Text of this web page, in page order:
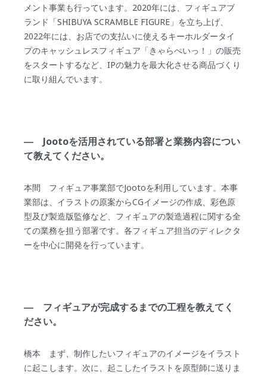
メント事業も行っています。2020年には、フィギュアブ
ランド「SHIBUYA SCRAMBLE FIGURE」を立ち上げ、
2022年には、お店での支払いに使えるキーホルダータイ
プのキャッシュレスフィギュア「きゃらぺいっ！」の販売
をスタートするなど、IPの魅力を最大化させる商品づくり
に取り組んでいます。
― Jootoを活用されている部署と業務内容につい
て教えてください。
本間 フィギュア事業部でJootoを利用しています。本事
業部は、イラストの原案からCGイメージの作成、彩色原
型及び製造版監修など、フィギュアの製造過程に関する全
ての業務を担う部署です。各フィギュア担当のディレクタ
ーを中心に開発を行っています。
― フィギュアが完成するまでの工程を教えてく
ださい。
橋本 まず、制作したいフィギュアのイメージをイラスト
に起こします。次に、起こしたイラストを原型師に送りま